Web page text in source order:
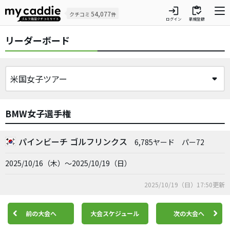
クチコミ 54,077件 login
ログイン
inventory
新規登録
リーダーボード
BMW女子選手権
パインビーチ ゴルフリンクス 6,785ヤード パー72
2025/10/16（木）～2025/10/19（日）
2025/10/19（日）17:50更新
前の大会へ 大会スケジュール 次の大会へ